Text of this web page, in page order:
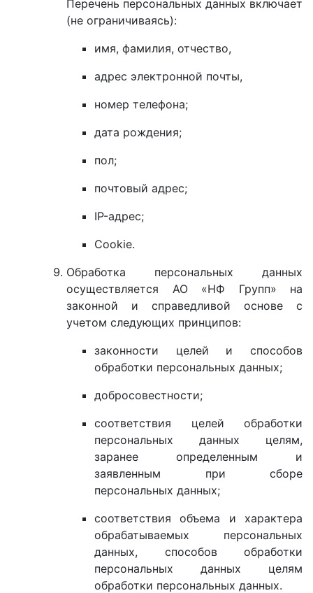
Перечень персональных данных включает
(не ограничиваясь):
имя, фамилия, отчество,
адрес электронной почты,
номер телефона;
дата рождения;
пол;
почтовый адрес;
IP-адрес;
Cookie.
Обработка персональных данных
осуществляется АО «НФ Групп» на
законной и справедливой основе с
учетом следующих принципов:
законности целей и способов
обработки персональных данных;
добросовестности;
соответствия целей обработки
персональных данных целям,
заранее определенным и
заявленным при сборе
персональных данных;
соответствия объема и характера
обрабатываемых персональных
данных, способов обработки
персональных данных целям
обработки персональных данных.